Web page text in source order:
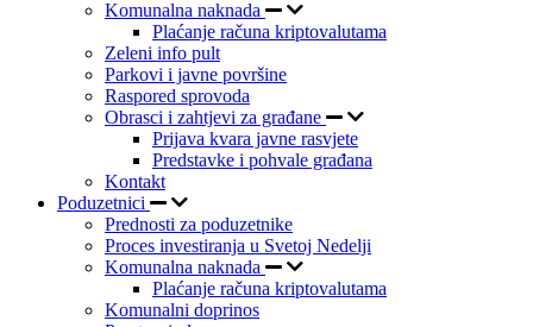
Komunalna naknada
Plaćanje računa kriptovalutama
Zeleni info pult
Parkovi i javne površine
Raspored sprovoda
Obrasci i zahtjevi za građane
Prijava kvara javne rasvjete
Predstavke i pohvale građana
Kontakt
Poduzetnici
Prednosti za poduzetnike
Proces investiranja u Svetoj Nedelji
Komunalna naknada
Plaćanje računa kriptovalutama
Komunalni doprinos